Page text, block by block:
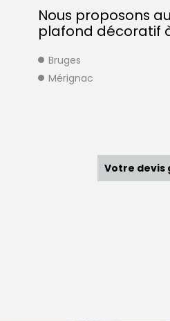
Nous proposons
plafond décoratif
Bruges
Mérignac
Votre devis